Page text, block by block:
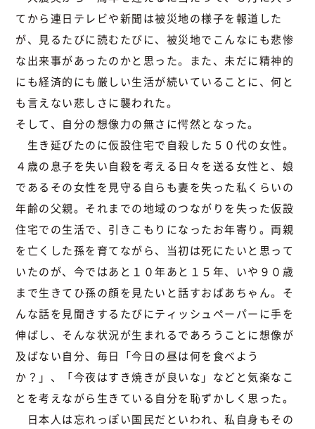
てから連日テレビや新聞は被災地の様子を報道した
が、見るたびに読むたびに、被災地でこんなにも悲惨
な出来事があったのかと思った。また、未だに精神的
にも経済的にも厳しい生活が続いていることに、何と
も言えない悲しさに襲われた。
そして、自分の想像力の無さに愕然となった。
生き延びたのに仮設住宅で自殺した５０代の女性。
４歳の息子を失い自殺を考える日々を送る女性と、娘
であるその女性を見守る自らも妻を失った私くらいの
年齢の父親。それまでの地域のつながりを失った仮設
住宅での生活で、引きこもりになったお年寄り。両親
を亡くした孫を育てながら、当初は死にたいと思って
いたのが、今ではあと１０年あと１５年、いや９０歳
まで生きてひ孫の顔を見たいと話すおばあちゃん。そ
んな話を見聞きするたびにティッシュペーパーに手を
伸ばし、そんな状況が生まれるであろうことに想像が
及ばない自分、毎日「今日の昼は何を食べよう
か？」、「今夜はすき焼きが良いな」などと気楽なこ
とを考えながら生きている自分を恥ずかしく思った。
日本人は忘れっぽい国民だといわれ、私自身もその